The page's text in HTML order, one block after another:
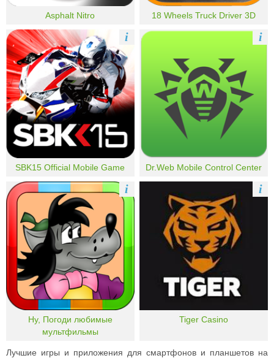
Asphalt Nitro 18 Wheels Truck Driver 3D
SBK15 Official Mobile Game
i
Dr.Web Mobile Control Center
i
Ну, Погоди любимые
мультфильмы
i
Tiger Casino
i
Лучшие игры и приложения для смартфонов и планшетов на